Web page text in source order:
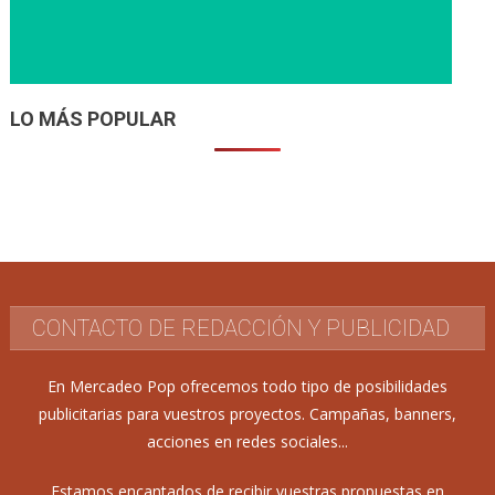
LO MÁS POPULAR
CONTACTO DE REDACCIÓN Y PUBLICIDAD
En Mercadeo Pop ofrecemos todo tipo de posibilidades
publicitarias para vuestros proyectos. Campañas, banners,
acciones en redes sociales...
Estamos encantados de recibir vuestras propuestas en